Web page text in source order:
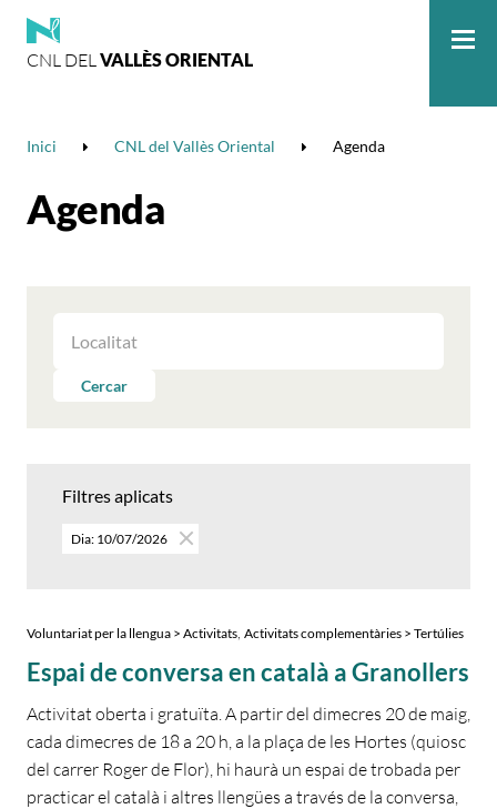
CNL DELVALLÈS ORIENTAL
Inici CNL del Vallès Oriental Agenda
Agenda
LES
PERCercar
Filtres aplicats
Dia: 10/07/2026
Voluntariat per la llengua > Activitats Activitats complementàries > Tertúlies
Espai de conversa en català a Granollers
Activitat oberta i gratuïta. A partir del dimecres 20 de maig,
cada dimecres de 18 a 20 h, a la plaça de les Hortes (quiosc
del carrer Roger de Flor), hi haurà un espai de trobada per
practicar el català i altres llengües a través de la conversa,